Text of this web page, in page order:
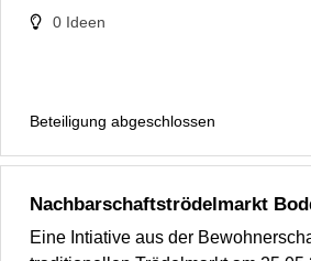
0 Ideen
Beteiligung abgeschlossen
Nachbarschaftströdelmarkt
Eine Intiative aus der